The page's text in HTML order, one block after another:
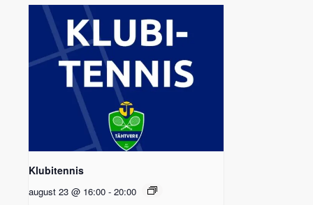
Klubitennis
august 23 @ 16:00 - 20:00